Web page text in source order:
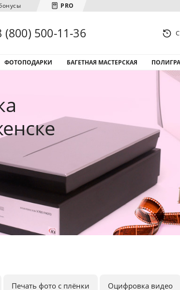
PRO
городов...
(800) 500-11-36
ФОТОПОДАРКИ БАГЕТНАЯ МАСТЕРСКАЯ
Печать фото с плёнки Оцифровка видео